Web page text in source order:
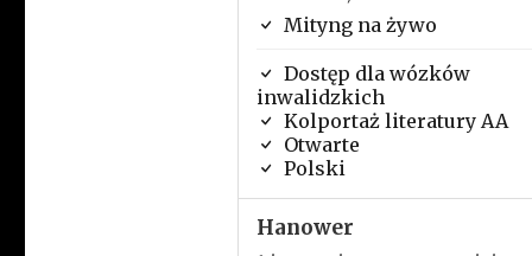
Mityng na żywo
Dostęp dla wózków
inwalidzkich
Kolportaż literatury AA
Otwarte
Polski
Hanower